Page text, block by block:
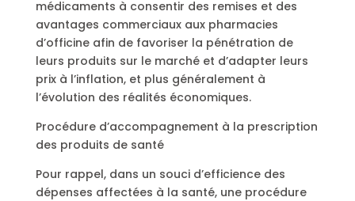
médicaments à consentir des remises et des
avantages commerciaux aux pharmacies
d’officine afin de favoriser la pénétration de
leurs produits sur le marché et d’adapter leurs
prix à l’inflation, et plus généralement à
l’évolution des réalités économiques.
Procédure d’accompagnement à la prescription
des produits de santé
Pour rappel, dans un souci d’efficience des
dépenses affectées à la santé, une procédure